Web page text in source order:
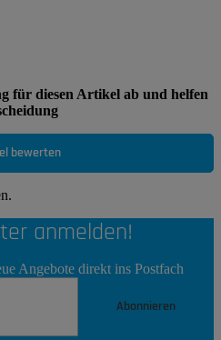
für diesen Artikel ab und helfen
bewerten
anmelden!
Angebote direkt ins Postfach
Abonnieren